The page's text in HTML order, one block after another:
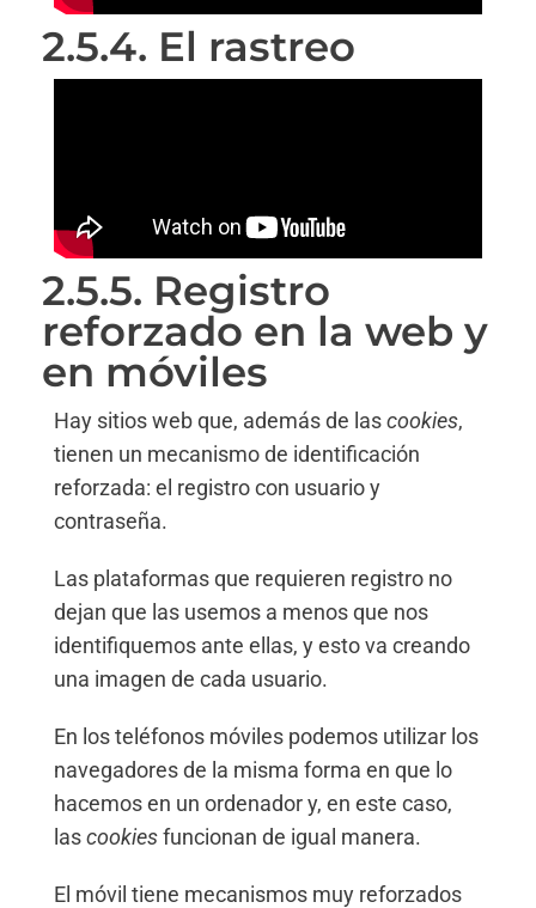
2.5.4. El rastreo
2.5.5. Registro
reforzado en la web y
en móviles
Hay sitios web que, además de lascookies,
tienen un mecanismo de identificación
reforzada: el registro con usuario y
contraseña.
Las plataformas que requieren registro no
dejan que las usemos a menos que nos
identifiquemos ante ellas, y esto va creando
una imagen de cada usuario.
En los teléfonos móviles podemos utilizar los
navegadores de la misma forma en que lo
hacemos en un ordenador y, en este caso,
lascookiesfuncionan de igual manera.
El móvil tiene mecanismos muy reforzados